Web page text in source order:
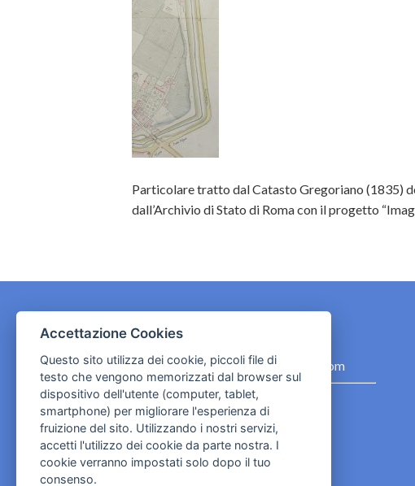
Particolare tratto dal Catasto Gregoriano (1835)
dall’Archivio di Stato di Roma con il progetto
CONTATTI
contact.originebologna@gmail.com
Cookies e informativa privacy
Accettazione Cookies
Questo sito utilizza dei cookie, piccoli file di
testo che vengono memorizzati dal browser sul
dispositivo dell'utente (computer, tablet,
smartphone) per migliorare l'esperienza di
fruizione del sito. Utilizzando i nostri servizi,
accetti l'utilizzo dei cookie da parte nostra. I
cookie verranno impostati solo dopo il tuo
consenso.